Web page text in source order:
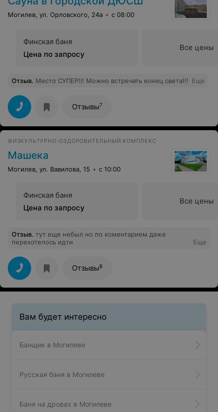
было бы все шик.
Могилев, ул. Орловского, 24а с 08:00
Финская баня
Цена по запросу
Все цены
Отзыв. Место СУПЕР!!! Можно встречать конец света!!! Еще
Отзывы7
ФИЗКУЛЬТУРНО-ОЗДОРОВИТЕЛЬНЫЙ КОМПЛЕКС
Машека
Могилев, ул. Вавилова, 15 с 10:00
Финская баня
Цена по запросу
Все цены
Отзыв. тут еще небыл но по коментарием даже
перехотелось идти
Еще
Отзывы8
Вам будет интересно
Банщик в Могилеве
Русская баня в Могилеве
Баня на дровах в Могилеве